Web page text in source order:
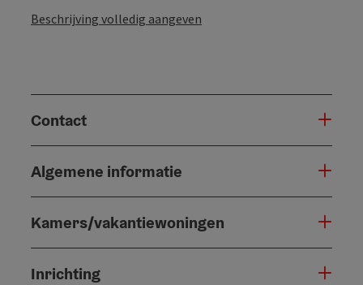
Beschrijving volledig aangeven
Contact
Algemene informatie
Kamers/vakantiewoningen
Inrichting